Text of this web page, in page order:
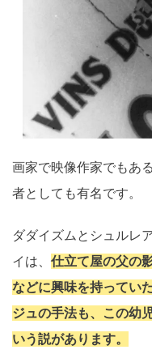
画家で映像作家でもあ
者としても有名です。
ダダイズムとシュルレ
イは、 仕立て屋の父の
などに興味を持ってい
ジュの手法も、この幼
いう説があります。